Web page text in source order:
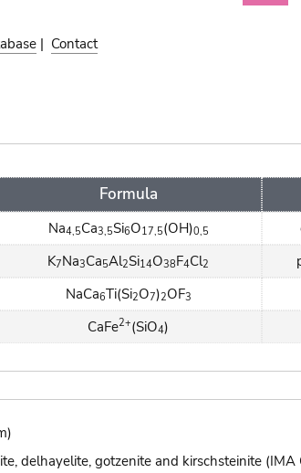
| Contact
Formula
Na4,5Ca3,5Si6O17,5(OH)0,5
K7Na3Ca5Al2Si14O38F4Cl2
NaCa6Ti(Si2O7)2OF3
CaFe2+(SiO4)
delhayelite, gotzenite and kirschsteinite